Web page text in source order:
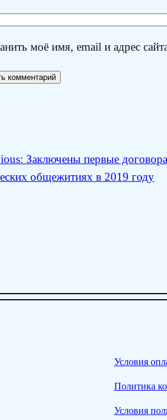
моё имя, email и адрес
Заключены первые
общежитиях в 2019 году
Условия
Политика
Условия